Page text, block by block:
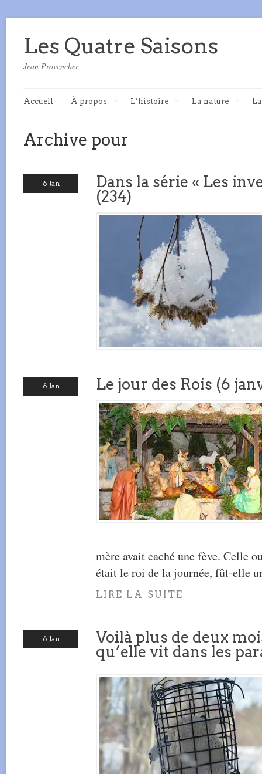
Les Quatre Saisons
Jean Provencher
Accueil À propos L’histoire La nature
Archive pour
6 Jan
Dans la série « Les
(234)
6 Jan Le jour des Rois (6
mère avait caché une fève. Celle
était le roi de la journée, fût-elle
LIRE LA SUITE
6 Jan
Voilà plus de deux
qu’elle vit dans les